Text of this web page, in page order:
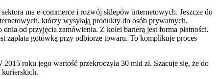
ma e-commerce i rozwój sklepów internetowych. Jeszcze do
którzy wysyłają produkty do osób prywatnych.
od przyjęcia zamówienia. Z kolei barierą jest forma płatności.
zapłata gotówką przy odbiorze towaru. To komplikuje proces
roku jego wartość przekroczyła 30 mld zł. Szacuje się, że do